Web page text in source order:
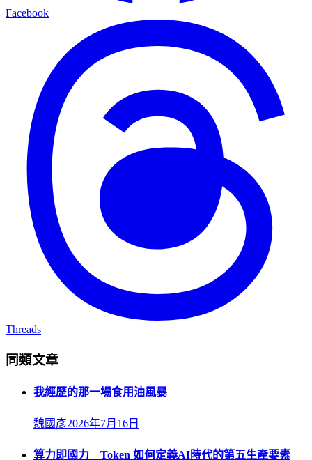
Facebook
Threads
同類文章
我經歷的那一場食用油風暴
魏國彥2026年7月16日
算力即國力 Token 如何定義AI時代的第五生產要素